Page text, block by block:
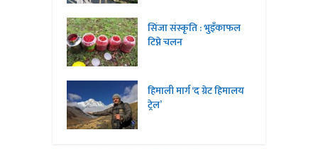
सिंजा संस्कृति : भुइँकाफल
टिप्ने चलन
हिमाली मार्ग ‘द ग्रेट हिमालय
ट्रेल’